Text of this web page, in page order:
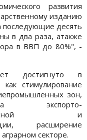
развития
изданию
последующие десять
в два раза, атакже
в ВВП до 80%", -
достигнуто в
стимулирование
зон,
экспорто-
и
расширение
секторе.